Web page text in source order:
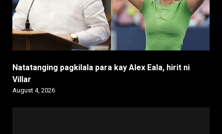
Natatanging pagkilala para kay Alex Eala, hirit ni
Villar
August 4, 2026